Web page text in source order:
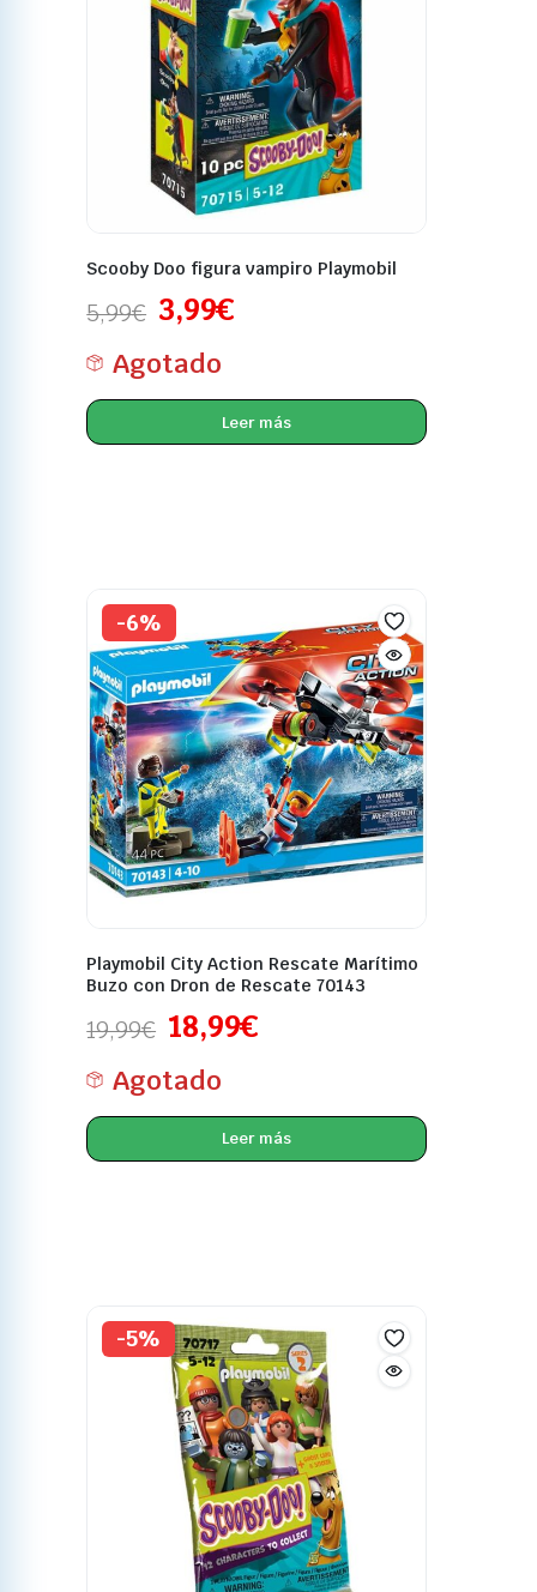
Scooby Doo figura vampiro Playmobil
5,99€ 3,99€
Agotado
Leer más
-6%
Playmobil City Action Rescate Marítimo
Buzo con Dron de Rescate 70143
19,99€ 18,99€
Agotado
Leer más
-5%